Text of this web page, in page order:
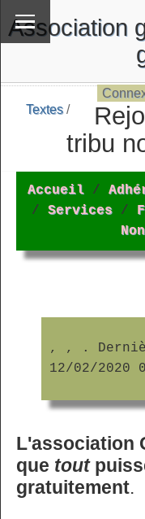
Association
Textes/
tribu
Accueil /
/ Services /
, ,
.
12/02/2020
L'association
que tout
gratuitement.